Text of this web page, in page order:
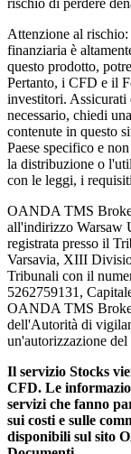
Attenzione al
finanziaria è
questo prodotto,
Pertanto, i CFD e il
investitori. Assicurati
necessario, chiedi
contenute in questo
Paese specifico e
la distribuzione o
con le leggi, i
OANDA TMS
all'indirizzo Warsaw
registrata presso il
Varsavia, XIII
Tribunali con il
5262759131,
OANDA TMS
dell'Autorità di
un'autorizzazione
Il servizio Stocks
CFD. Le
servizi che fanno
sui costi e sulle
disponibili sul sito